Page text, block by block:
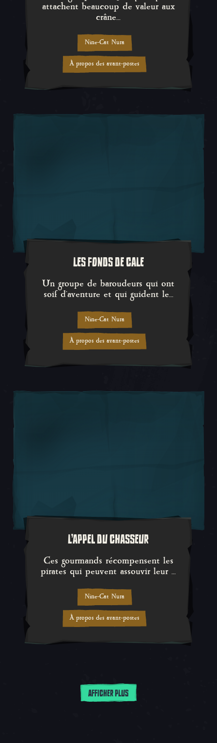
attachent beaucoup de valeur aux
crâne...
Nine-Cat Nura
À propos des avant-postes
LES FONDS DE CALE
Un groupe de baroudeurs qui ont
soif d'aventure et qui guident le...
Un groupe de baroudeurs qui
Nine-Cat Nura
À propos des avant-postes
L'APPEL DU CHASSEUR
Ces gourmands récompensent les
pirates qui peuvent assouvir leur ...
Ces gourmands
Nine-Cat Nura
À propos des avant-postes
AFFICHER PLUS